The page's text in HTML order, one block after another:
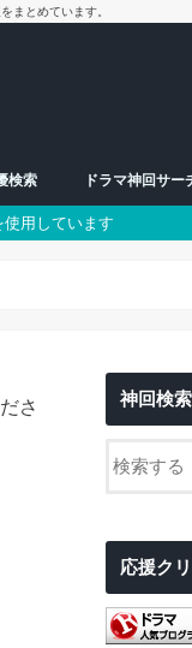
まとめています。
ラ
日
日
日
日
日
日
日
シャル
検索 ドラマ神回サー
用しています
さ
神回検索
応援ク